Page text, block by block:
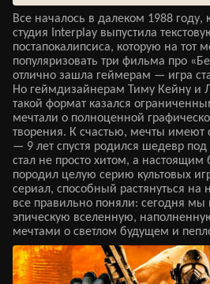
Все началось в далеком 1988 году,
студия Interplay выпустила
постапокалипсиса, которую на тот
популяризовать три фильма про
отлично зашла геймерам — игра
Но геймдизайнерам Тиму Кейну и
такой формат казался
мечтали о полноценной
творения. К счастью, мечты имеют
— 9 лет спустя родился шедевр
стал не просто хитом, а настоящим
породил целую серию культовых
сериал, способный растянуться на
все правильно поняли: сегодня мы
эпическую вселенную,
мечтами о светлом будущем и